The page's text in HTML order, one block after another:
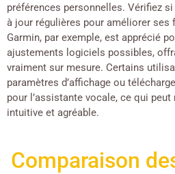
préférences personnelles. Vérifiez
à jour régulières pour améliorer
Garmin, par exemple, est apprécié
ajustements logiciels possibles,
vraiment sur mesure. Certains
paramètres d’affichage ou
pour l’assistante vocale, ce qui
intuitive et agréable.
Comparaison